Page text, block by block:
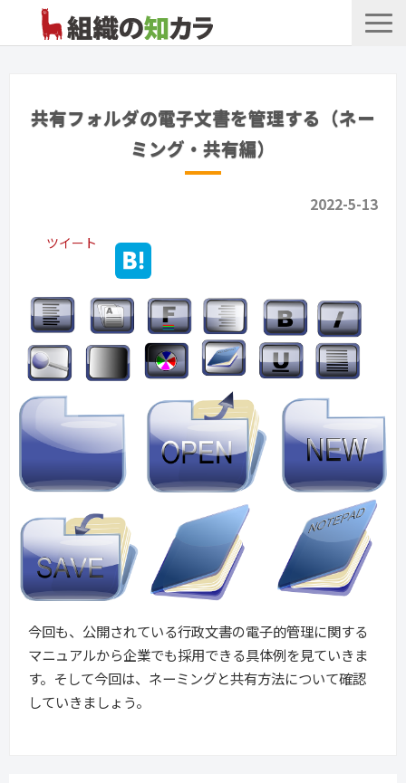
記事カテゴリ一覧
お客様事例
共有フォルダの電子文書を管理する（ネー
ミング・共有編）
2022-5-13
ツイート
今回も、公開されている行政文書の電子的管理に関する
マニュアルから企業でも採用できる具体例を見ていきま
す。そして今回は、ネーミングと共有方法について確認
していきましょう。